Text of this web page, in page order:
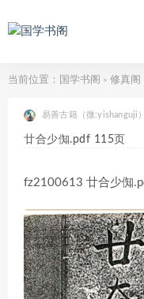
当前位置： 国学书阁 > 修真阁
易善古籍（微:yishanguji）
廿合少倁.pdf 115页
fz2100613 廿合少倁